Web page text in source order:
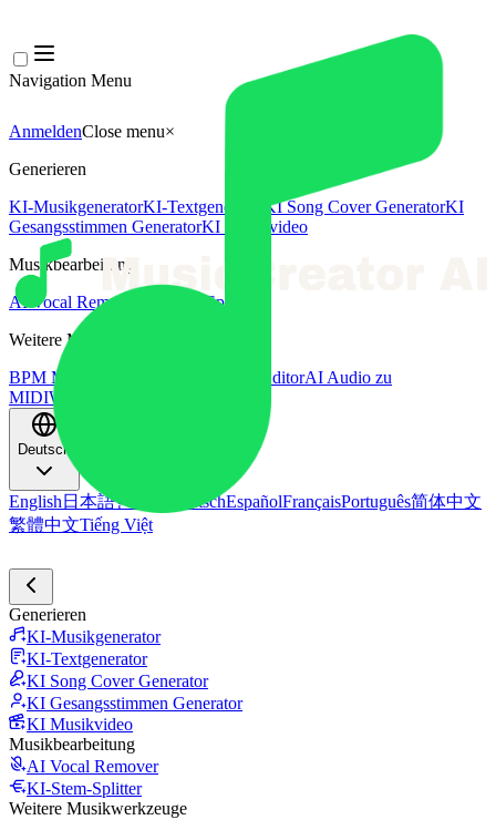
Navigation Menu
AnmeldenClose menu×
Generieren
KI-MusikgeneratorKI-Textgenerator KI Song Cover GeneratorKI
Gesangsstimmen GeneratorKI Musikvideo
Musikbearbeitung
AI Vocal Remover
KI-Stem-Splitter
Weitere Musikwerkzeuge
BPM Messer
AI MIDI EditorAI Audio zu
MIDIWeitere Tools
Deutsch
English 日本語한국어 DeutschEspañolFrançaisPortuguês简体中文
繁體中文Tiếng Việt
Generieren
KI-Musikgenerator
KI-Textgenerator
KI Song Cover Generator
KI Gesangsstimmen Generator
KI Musikvideo
Musikbearbeitung
AI Vocal Remover
KI-Stem-Splitter
Weitere Musikwerkzeuge